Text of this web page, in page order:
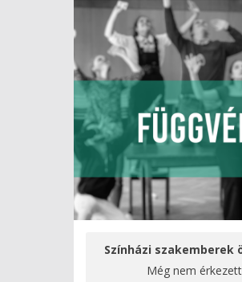
Színházi szakemberek
Még nem